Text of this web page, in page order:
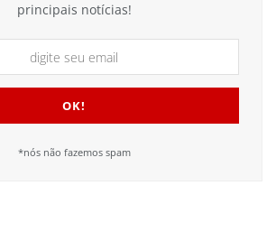
principais notícias!
*nós não fazemos spam